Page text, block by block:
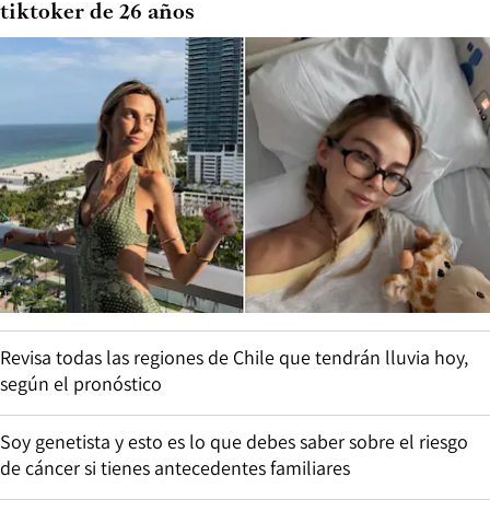
tiktoker de 26 años
Revisa todas las regiones de Chile que tendrán lluvia hoy,
según el pronóstico
Soy genetista y esto es lo que debes saber sobre el riesgo
de cáncer si tienes antecedentes familiares